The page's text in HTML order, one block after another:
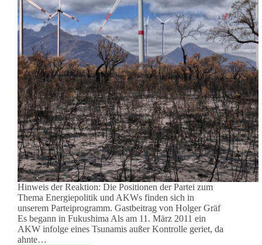
Hinweis der Reaktion: Die Positionen der Partei zum
Thema Energiepolitik und AKWs finden sich in
unserem Parteiprogramm. Gastbeitrag von Holger Gräf
Es begann in Fukushima Als am 11. März 2011 ein
AKW infolge eines Tsunamis außer Kontrolle geriet, da
ahnte…